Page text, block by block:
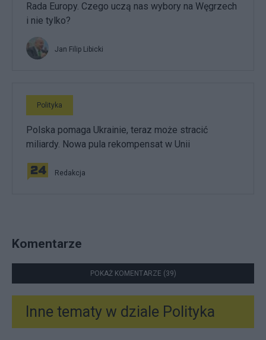
Rada Europy. Czego uczą nas wybory na Węgrzech
i nie tylko?
Jan Filip Libicki
Polityka
Polska pomaga Ukrainie, teraz może stracić
miliardy. Nowa pula rekompensat w Unii
Redakcja
Komentarze
POKAŻ KOMENTARZE (39)
Inne tematy w dziale Polityka